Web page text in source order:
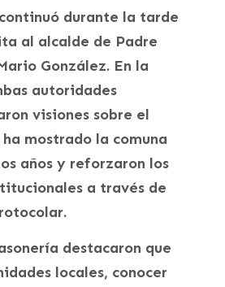
durante la tarde
al alcalde de Padre
González. En la
autoridades
visiones sobre el
mostrado la comuna
años y reforzaron los
a través de
destacaron que
locales, conocer